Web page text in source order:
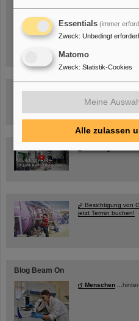
SCIENCE POP-UP
12 – 17 Uhr
Ernst-Ludwig-Str. 22
FAIR-Trailer: Der
Beschleunigeranlage
Besichtigung von
jetzt Termin buchen!
Blog Beam On
Menschen
Essentials (immer
Zweck: Unbedingt
Matomo
Zweck: Statistik-Cookies
Meine
Alle zulassen